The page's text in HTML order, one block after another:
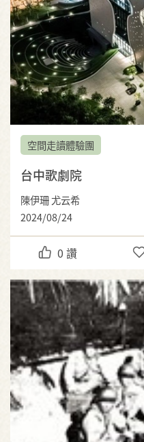
空間走讀體驗團
台中歌劇院
陳伊珊 尤云希
2024/08/24
0 讚